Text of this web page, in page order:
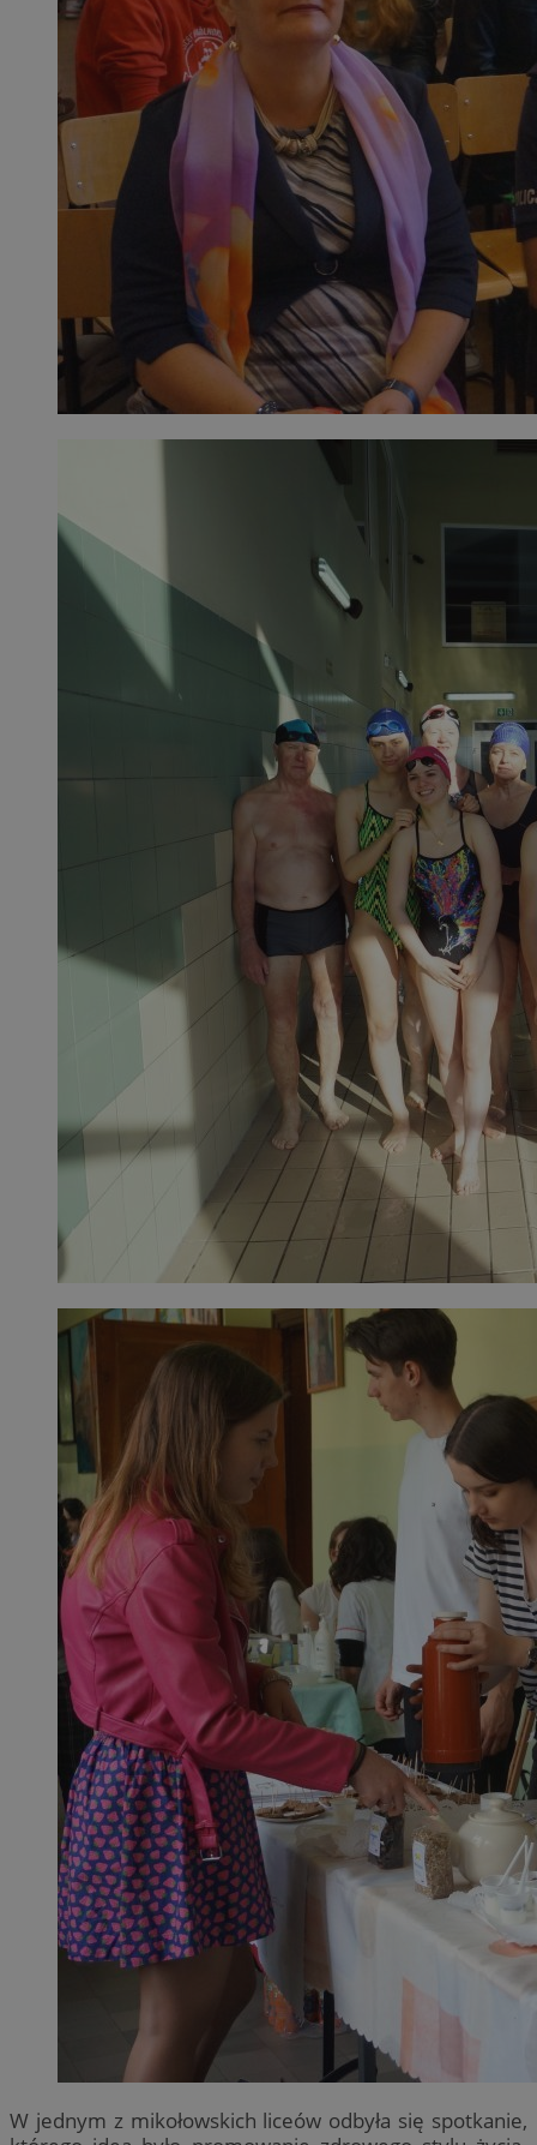
W jednym z mikołowskich liceów odbyła się spotkanie,